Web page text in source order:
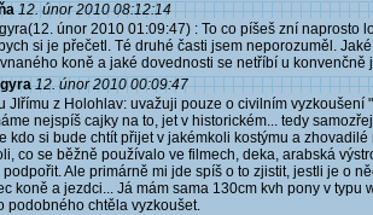
12. únor 2010 08:12:14
únor 2010 01:09:47) : To co píšeš zní naprosto
si je přečetl. Té druhé časti jsem neporozuměl.
koně a jaké dovednosti se netříbí u konvenčně
12. únor 2010 00:09:47
JIřímu z Holohlav: uvažuji pouze o civilním vyzkoušení
nejspíš cajky na to, jet v historickém... tedy
kdo si bude chtít přijet v jakémkoli kostýmu a
co se běžně používalo ve filmech, deka, arabská
podpořit. Ale primárně mi jde spíš o to zjistit, jestli je o
koně a jezdci... Já mám sama 130cm kvh pony v typu
podobného chtěla vyzkoušet.